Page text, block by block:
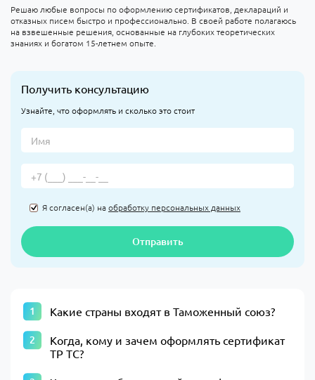
Решаю любые вопросы по оформлению сертификатов, деклараций и
отказных писем быстро и профессионально. В своей работе полагаюсь
на взвешенные решения, основанные на глубоких теоретических
знаниях и богатом 15-летнем опыте.
Получить консультацию
Узнайте, что оформлять и сколько это стоит
Я согласен(а) наобработку персональных данных
Отправить
Какие страны входят в Таможенный союз?
Когда, кому и зачем оформлять сертификат
ТР ТС?